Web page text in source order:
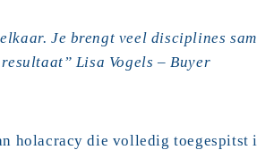
Je brengt veel disciplines
Lisa Vogels – Buyer
holacracy die volledig toegespitst